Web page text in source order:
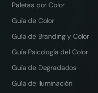
Paletas por Color
Guía de Color
Guía de Branding y Color
Guía Psicología del Color
Guía de Degradados
Guía de Iluminación